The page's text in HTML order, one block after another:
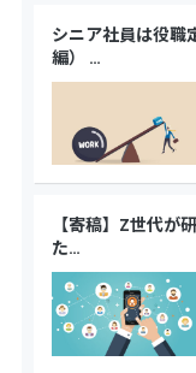
シニア社員は役職
編）
…
【寄稿】Z世代が
た…